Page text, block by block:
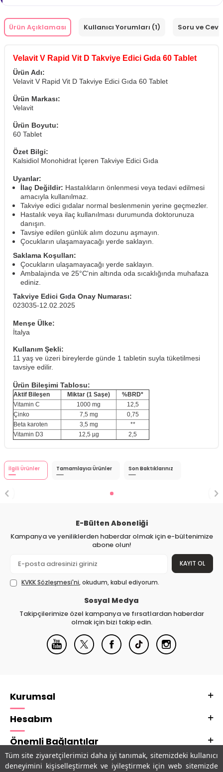
Tüm site ziyaretçilerimizi daha iyi tanımak, sitemizdeki kullanıcı
deneyimini kişiselleştirmek ve iyileştirmek için web sitemizde
Ürün Açıklaması Kullanıcı Yorumları (1) Soru ve
Velavit V Rapid Vit D Takviye Edici Gıda 60 Tablet
Ürün Adı:
Velavit V Rapid Vit D Takviye Edici Gıda 60 Tablet
Ürün Markası:
Velavit
Ürün Boyutu:
60 Tablet
Özet Bilgi:
Kalsidiol Monohidrat İçeren Takviye Edici Gıda
Uyarılar:
İlaç Değildir: Hastalıkların önlenmesi veya tedavi edilmesi
amacıyla kullanılmaz.
Takviye edici gıdalar normal beslenmenin yerine geçmezler.
Hastalık veya ilaç kullanılması durumunda doktorunuza
danışın.
Tavsiye edilen günlük alım dozunu aşmayın.
Çocukların ulaşamayacağı yerde saklayın.
Saklama Koşulları:
Çocukların ulaşamayacağı yerde saklayın.
Ambalajında ve 25°C'nin altında oda sıcaklığında muhafaza
ediniz.
Takviye Edici Gıda Onay Numarası:
023035-12.02.2025
Menşe Ülke:
İtalya
Kullanım Şekli:
11 yaş ve üzeri bireylerde günde 1 tabletin suyla tüketilmesi
tavsiye edilir.
Ürün Bileşimi Tablosu:
Aktif Bileşen Miktar (1 Saşe)
%BRD*
Vitamin C
1000 mg
12,5
Çinko
7,5 mg
0,75
Beta karoten
3,5 mg
**
Vitamin D3
12,5 µg 2,5
İlgili Ürünler Tamamlayıcı Ürünler Son Baktıklarınız
E-Bülten Aboneliği
Kampanya ve yeniliklerden haberdar olmak için e-bültenimize
abone olun!
KAYIT OL
KVKK Sözleşmesi'ni, okudum, kabul ediyorum.
Sosyal Medya
Takipçilerimize özel kampanya ve fırsatlardan haberdar
olmak için bizi takip edin.
Kurumsal
Hesabım
Önemli Bağlantılar
Adres & İletişim